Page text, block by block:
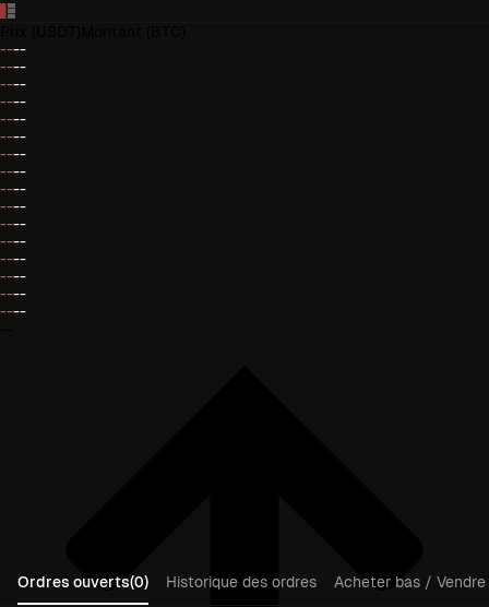
----
----
----
----
----
----
----
----
----
----
----
----
----
----
----
----
Ordres ouverts(0) Historique des ordres
Acheter bas /